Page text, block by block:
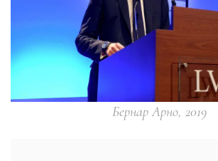
Бернар Арно, 2019